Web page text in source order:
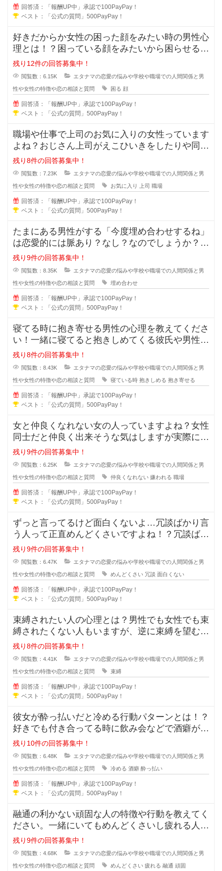
回答済：「報酬UP中」承認で100PayPay！
ベスト：「公式の質問」500PayPay！
好きだからか女性の困った顔をみたい時の男性心
理とは！？困っている顔をみたいから困らせる男
性っていますよね？困らせて困った
残り12件の回答募集中！
閲覧数：6.15K エタナマの恋愛の悩みや学校や職場での人間関係と男
性や女性の特徴や恋の相談と質問 困る 顔
回答済：「報酬UP中」承認で100PayPay！
ベスト：「公式の質問」500PayPay！
職場や仕事で上司のお気に入りの女性っています
よね？おじさん上司がえこひいきをしたりや同じ
事をしているのに褒められるのはお
残り8件の回答募集中！
閲覧数：7.23K エタナマの恋愛の悩みや学校や職場での人間関係と男
性や女性の特徴や恋の相談と質問 お気に入り 上司 職場
回答済：「報酬UP中」承認で100PayPay！
ベスト：「公式の質問」500PayPay！
たまにある男性がする「今度埋め合わせするね」
は恋愛的には脈あり？なし？なのでしょうか？本
命だから埋め合わせをするのか、恋
残り9件の回答募集中！
閲覧数：8.35K エタナマの恋愛の悩みや学校や職場での人間関係と男
性や女性の特徴や恋の相談と質問 埋め合わせ
回答済：「報酬UP中」承認で100PayPay！
ベスト：「公式の質問」500PayPay！
寝てる時に抱き寄せる男性の心理を教えてくださ
い！一緒に寝てると抱きしめてくる彼氏や男性っ
て無意識に彼女の事を抱き寄せるの
残り8件の回答募集中！
閲覧数：8.43K エタナマの恋愛の悩みや学校や職場での人間関係と男
性や女性の特徴や恋の相談と質問 寝ている時 抱きしめる 抱き寄せる
回答済：「報酬UP中」承認で100PayPay！
ベスト：「公式の質問」500PayPay！
女と仲良くなれない女の人っていますよね？女性
同士だと仲良く出来そうな気はしますが実際には
仲良くなれない場合も多々あります
残り9件の回答募集中！
閲覧数：6.25K エタナマの恋愛の悩みや学校や職場での人間関係と男
性や女性の特徴や恋の相談と質問 仲良くなれない 嫌われる 職場
回答済：「報酬UP中」承認で100PayPay！
ベスト：「公式の質問」500PayPay！
ずっと言ってるけど面白くないよ…冗談ばかり言
う人って正直めんどくさいですよね！？冗談ばか
りでめんどくさい人に対しての対処
残り9件の回答募集中！
閲覧数：6.47K エタナマの恋愛の悩みや学校や職場での人間関係と男
性や女性の特徴や恋の相談と質問 めんどくさい 冗談 面白くない
回答済：「報酬UP中」承認で100PayPay！
ベスト：「公式の質問」500PayPay！
束縛されたい人の心理とは？男性でも女性でも束
縛されたくない人もいますが、逆に束縛を望む人
もいますよね？彼氏彼女の関係にな
残り8件の回答募集中！
閲覧数：4.41K エタナマの恋愛の悩みや学校や職場での人間関係と男
性や女性の特徴や恋の相談と質問 束縛
回答済：「報酬UP中」承認で100PayPay！
ベスト：「公式の質問」500PayPay！
彼女が酔っ払いだと冷める行動パターンとは！？
好きでも付き合ってる時に飲み会などで酒癖が悪
い彼女だと冷めたり、引いたりしま
残り10件の回答募集中！
閲覧数：6.48K エタナマの恋愛の悩みや学校や職場での人間関係と男
性や女性の特徴や恋の相談と質問 冷める 酒癖 酔っ払い
回答済：「報酬UP中」承認で100PayPay！
ベスト：「公式の質問」500PayPay！
融通の利かない頑固な人の特徴や行動を教えてく
ださい。一緒にいてもめんどくさいし疲れる人っ
ていますよね？男性も女性にもいる
残り9件の回答募集中！
閲覧数：4.68K エタナマの恋愛の悩みや学校や職場での人間関係と男
性や女性の特徴や恋の相談と質問 めんどくさい 疲れる 融通 頑固